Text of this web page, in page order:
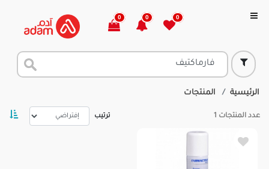
0
0
0
الرئيسية المنتجات
عدد المنتجات 1 ترتيب